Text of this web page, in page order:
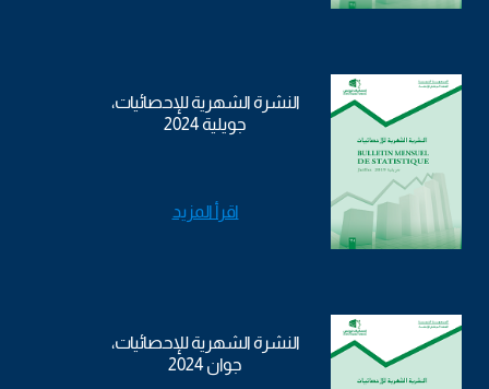
النشرة الشهرية للإحصائيات،
جويلية 2024
اقرأ المزيد
النشرة الشهرية للإحصائيات،
جوان 2024